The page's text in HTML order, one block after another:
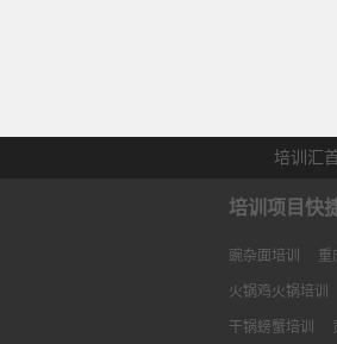
培训汇
培训项目快
豌杂面培训 重
火锅鸡火锅培训
干锅螃蟹培训